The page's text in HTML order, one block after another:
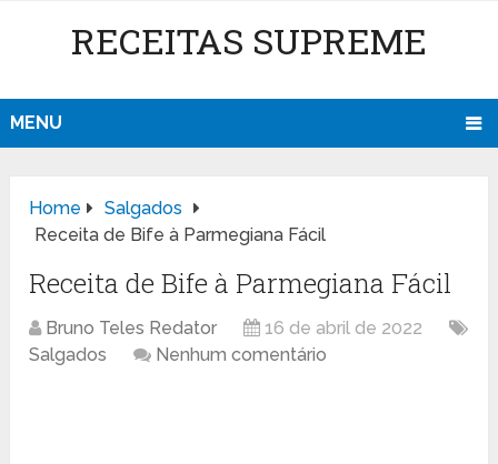
RECEITAS SUPREME
MENU
Home
Salgados
Receita de Bife à Parmegiana Fácil
Receita de Bife à Parmegiana Fácil
Bruno Teles Redator
16 de abril de 2022
Salgados
Nenhum comentário